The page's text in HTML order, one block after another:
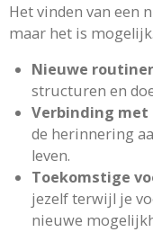
Het vinden van een
maar het is mogelijk.
Nieuwe
structuren en
Verbinding met
de herinnering
leven.
Toekomstige
jezelf terwijl je
nieuwe